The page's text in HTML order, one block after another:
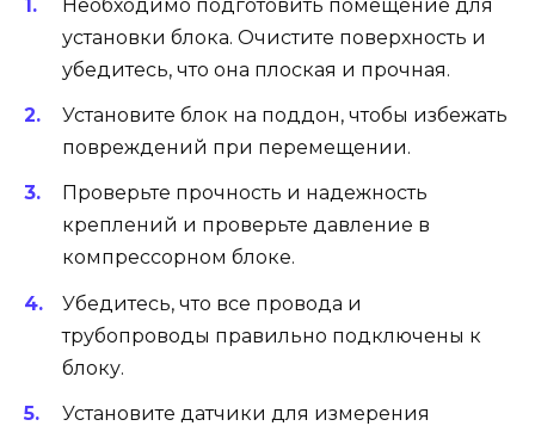
Необходимо подготовить помещение для
установки блока. Очистите поверхность и
убедитесь, что она плоская и прочная.
Установите блок на поддон, чтобы избежать
повреждений при перемещении.
Проверьте прочность и надежность
креплений и проверьте давление в
компрессорном блоке.
Убедитесь, что все провода и
трубопроводы правильно подключены к
блоку.
Установите датчики для измерения